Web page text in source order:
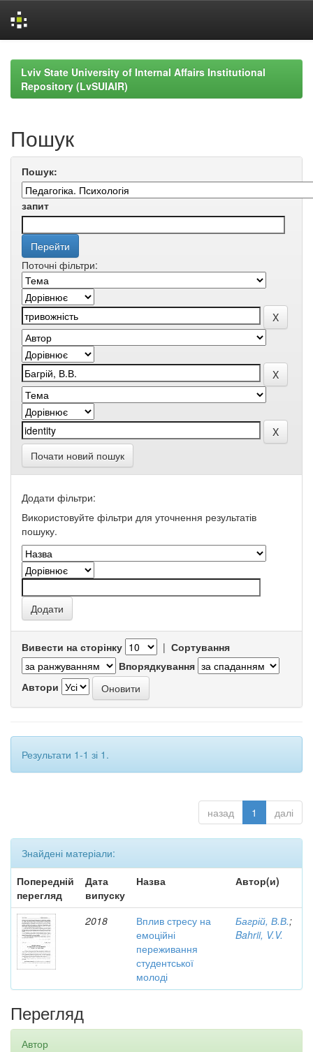
navigationLviv State University of Internal Affairs Institutional
Repository (LvSUIAIR)
Пошук
Пошук:
запит
Поточні фільтри:
Почати новий пошук
Додати фільтри:
Використовуйте фільтри для уточнення результатів
пошуку.
Вивести на сторінку | Сортування
Впорядкування
Автори
Результати 1-1 зі 1.
назад 1 далі
Знайдені матеріали:
Попередній
перегляд
Дата
випуску
Назва Автор(и)
2018
Вплив стресу на
емоційні
переживання
студентської
молоді
Багрій, В.В.;
Bahrii, V.V.
Перегляд
Автор